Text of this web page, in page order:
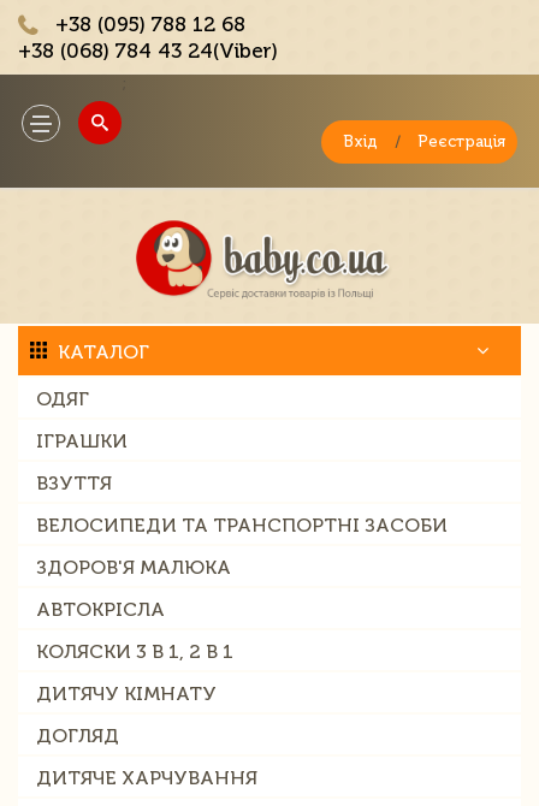
+38 (095) 788 12 68
+38 (068) 784 43 24(Viber)
Toggle
navigation
Вхід / Реєстрація
КАТАЛОГ
ОДЯГ
ІГРАШКИ
ВЗУТТЯ
ВЕЛОСИПЕДИ ТА ТРАНСПОРТНІ ЗАСОБИ
ЗДОРОВ'Я МАЛЮКА
АВТОКРІСЛА
КОЛЯСКИ 3 В 1, 2 В 1
ДИТЯЧУ КІМНАТУ
ДОГЛЯД
ДИТЯЧЕ ХАРЧУВАННЯ